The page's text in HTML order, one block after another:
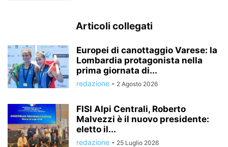
Articoli collegati
Europei di canottaggio Varese: la
Lombardia protagonista nella
prima giornata di...
redazione - 2 Agosto 2026
FISI Alpi Centrali, Roberto
Malvezzi è il nuovo presidente:
eletto il...
redazione - 25 Luglio 2026